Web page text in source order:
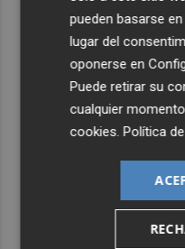
pueden basarse
lugar del
oponerse en
Puede retirar su
cualquier
cookies .Política